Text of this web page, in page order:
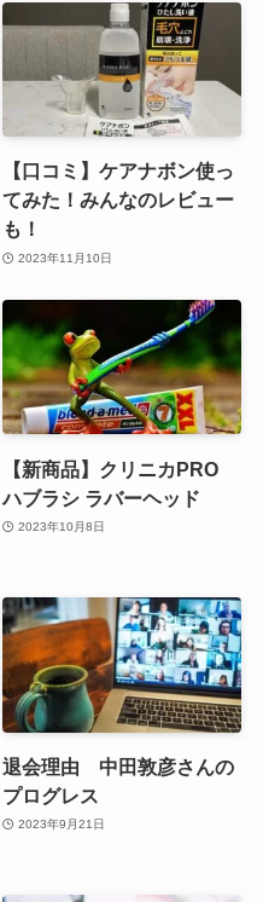
【口コミ】ケアナボン使っ
てみた！みんなのレビュー
も！
2023年11月10日
【新商品】クリニカPRO
ハブラシ ラバーヘッド
2023年10月8日
退会理由 中田敦彦さんの
プログレス
2023年9月21日